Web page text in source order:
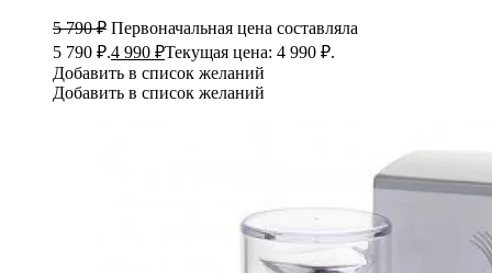
5 790₽ Первоначальная цена составляла
5 790 ₽.4 990 ₽Текущая цена: 4 990 ₽.
Добавить в список желаний
Добавить в список желаний